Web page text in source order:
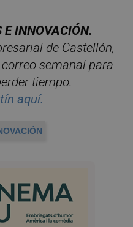
E INNOVACIÓN.
de Castellón,
correo semanal para
tiempo.
ín aquí.